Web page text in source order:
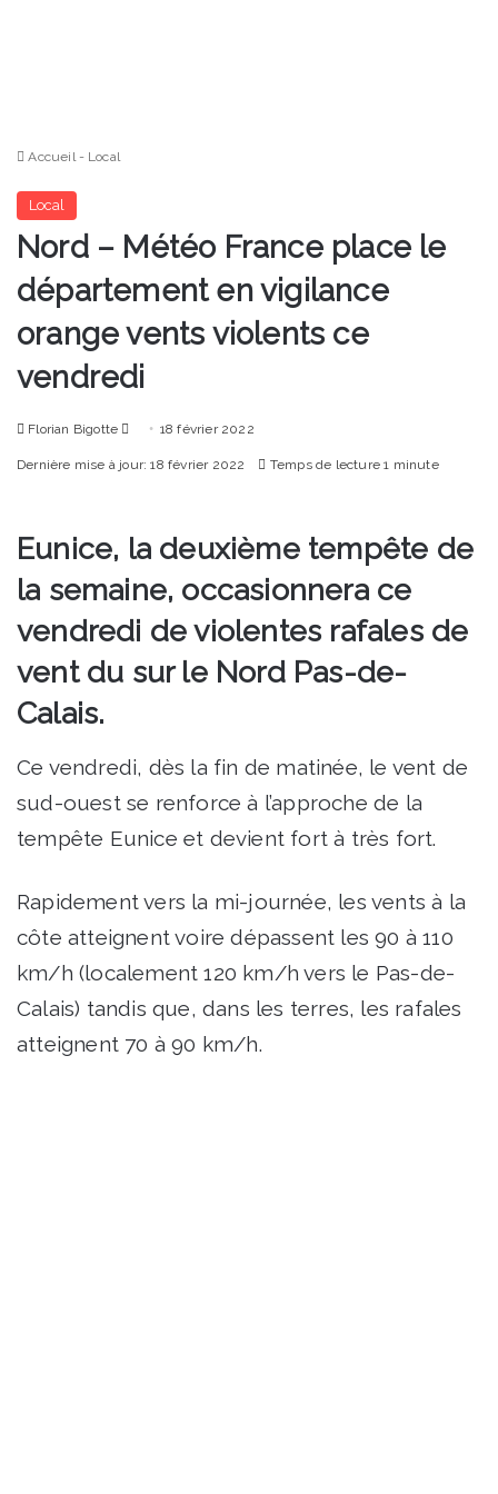
Accueil - Local
Local
Nord – Météo France place le
département en vigilance
orange vents violents ce
vendredi
Florian Bigotte
Envoyer18 février 2022
Dernière mise à jour: 18 février 2022 Temps de lecture 1 minute
Eunice, la deuxième tempête de
la semaine, occasionnera ce
vendredi de violentes rafales de
vent du sur le Nord Pas-de-
Calais.
Ce vendredi, dès la fin de matinée, le vent de
sud-ouest se renforce à l’approche de la
tempête Eunice et devient fort à très fort.
Rapidement vers la mi-journée, les vents à la
côte atteignent voire dépassent les 90 à 110
km/h (localement 120 km/h vers le Pas-de-
Calais) tandis que, dans les terres, les rafales
atteignent 70 à 90 km/h.